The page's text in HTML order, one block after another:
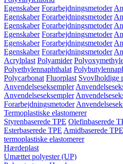
Egenskaber Forarbejdningsmetoder
Egenskaber Forarbejdningsmetoder
Egenskaber Forarbejdningsmetoder
Egenskaber Forarbejdningsmetoder
Egenskaber Forarbejdningsmetoder
Egenskaber Forarbejdningsmetoder
Acrylplast Polyamider
Polyethylennaphthalat
Polycarbonat Fluorplast Svovlholdige
Anvendelseseksempler
Anvendelseseksempler
Forarbejdningsmetoder
Termoplastiske elastomerer
Styrenbaserede TPE Olefinbaserede
Esterbaserede TPE Amidbaserede TPE
termoplastiske elastomerer
Hærdeplast
Umættet polyester (UP)